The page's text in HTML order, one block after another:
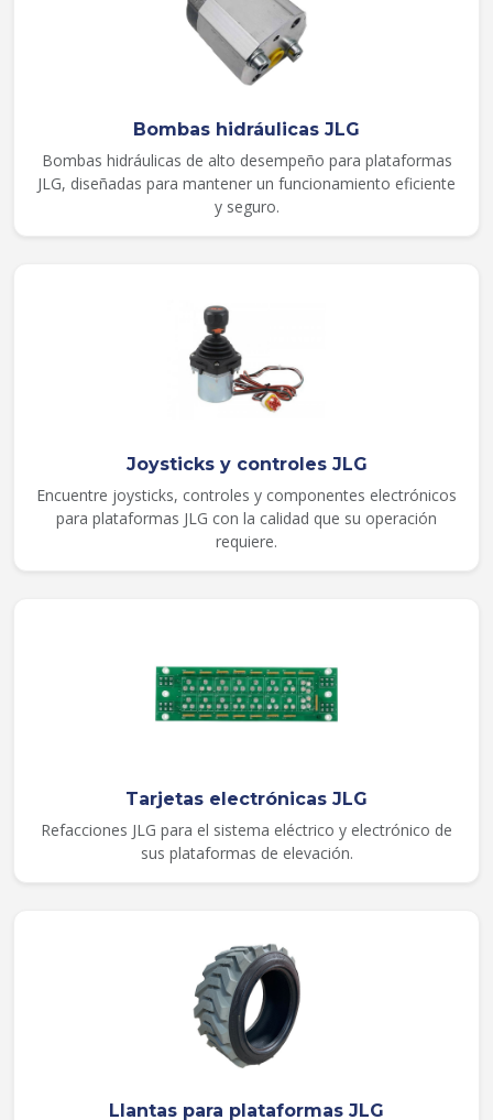
Bombas hidráulicas JLG
Bombas hidráulicas de alto desempeño para plataformas
JLG, diseñadas para mantener un funcionamiento eficiente
y seguro.
Joysticks y controles JLG
Encuentre joysticks, controles y componentes electrónicos
para plataformas JLG con la calidad que su operación
requiere.
Tarjetas electrónicas JLG
Refacciones JLG para el sistema eléctrico y electrónico de
sus plataformas de elevación.
Llantas para plataformas JLG